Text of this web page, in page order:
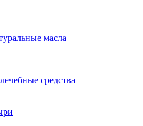
масла
средства